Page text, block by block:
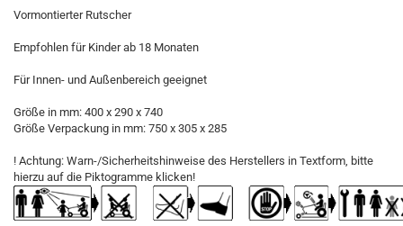
Vormontierter Rutscher
Empfohlen für Kinder ab 18 Monaten
Für Innen- und Außenbereich geeignet
Größe in mm: 400 x 290 x 740
Größe Verpackung in mm: 750 x 305 x 285
! Achtung: Warn-/Sicherheitshinweise des Herstellers in Textform, bitte
hierzu auf die Piktogramme klicken!